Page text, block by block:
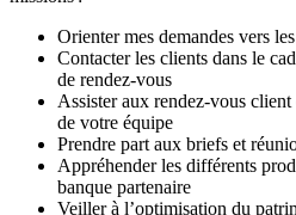
Orienter mes demandes vers
Contacter les clients dans le
de rendez-vous
Assister aux rendez-vous
de votre équipe
Prendre part aux briefs et
Appréhender les différents
banque partenaire
Veiller à l’optimisation du